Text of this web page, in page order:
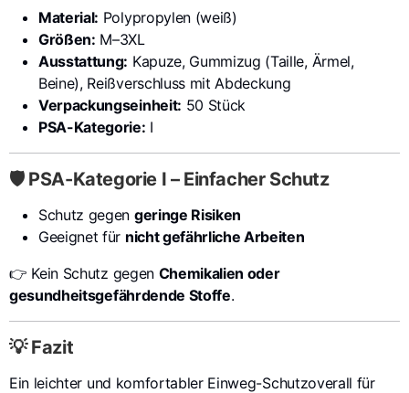
Material: Polypropylen (weiß)
Größen: M–3XL
Ausstattung: Kapuze, Gummizug (Taille, Ärmel,
Beine), Reißverschluss mit Abdeckung
Verpackungseinheit: 50 Stück
PSA-Kategorie: I
🛡️ PSA-Kategorie I – Einfacher Schutz
Schutz gegen geringe Risiken
Geeignet für nicht gefährliche Arbeiten
👉 Kein Schutz gegen Chemikalien oder
gesundheitsgefährdende Stoffe.
💡 Fazit
Ein leichter und komfortabler Einweg-Schutzoverall für